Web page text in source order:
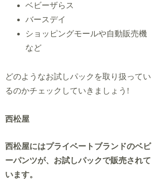
ベビーザらス
バースデイ
ショッピングモールや自動販売機
など
どのようなお試しパックを取り扱ってい
るのかチェックしていきましょう!
西松屋
西松屋にはプライベートブランドのベビ
ーパンツが、お試しパックで販売されて
います。